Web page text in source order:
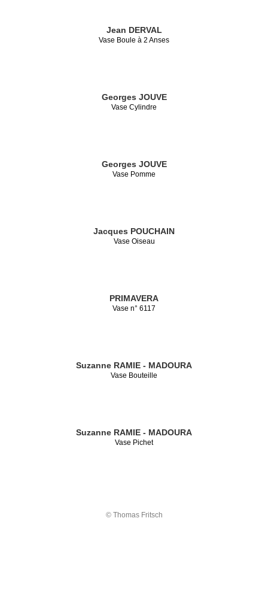
Jean DERVAL
Vase Boule à 2 Anses
Georges JOUVE
Vase Cylindre
Georges JOUVE
Vase Pomme
Jacques POUCHAIN
Vase Oiseau
PRIMAVERA
Vase n° 6117
Suzanne RAMIE - MADOURA
Vase Bouteille
Suzanne RAMIE - MADOURA
Vase Pichet
© Thomas Fritsch